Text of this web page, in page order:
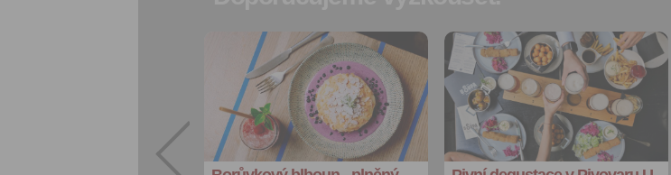
Přidat do
oblíbených
Sdílet:
Facebook
export do
kalendáře
Přidat do
oblíbených
Sdílet:
Facebook
export do
kalendáře